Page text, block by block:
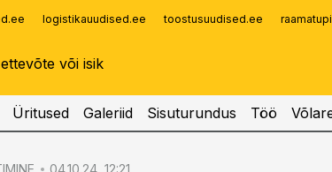
logistikauudised.ee toostusuudised.ee
Infopank
Üritused Galeriid Sisuturundus Töö
04.10.24, 12:21